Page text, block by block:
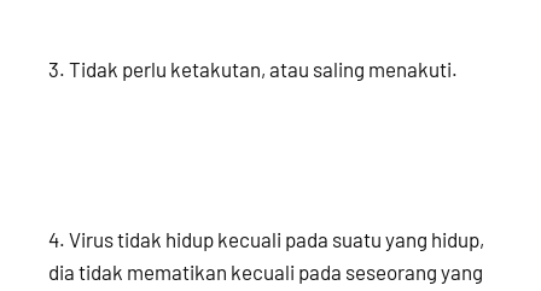
3. Tidak perlu ketakutan, atau saling menakuti.
4. Virus tidak hidup kecuali pada suatu yang hidup,
dia tidak mematikan kecuali pada seseorang yang